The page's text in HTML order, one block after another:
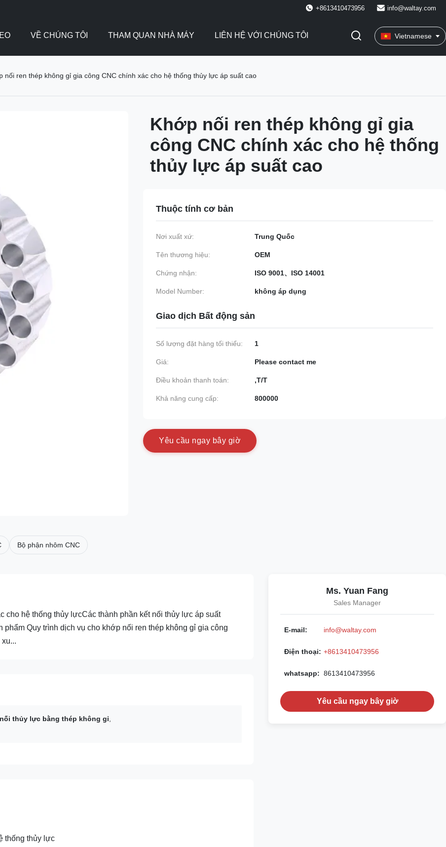
+8613410473956 info@waltay.com
VỀ CHÚNG TÔI THAM QUAN NHÀ MÁY LIÊN HỆ VỚI CHÚNG TÔI Vietnamese
nối ren thép không gỉ gia công CNC chính xác cho hệ thống thủy lực áp suất cao
Khớp nối ren thép không gỉ gia
công CNC chính xác cho hệ thống
thủy lực áp suất cao
Thuộc tính cơ bản
Nơi xuất xứ: Trung Quốc
Tên thương hiệu: OEM
Chứng nhận: ISO 9001、ISO 14001
Model Number: không áp dụng
Giao dịch Bất động sản
Số lượng đặt hàng tối thiểu: 1
Giá: Please contact me
Điều khoản thanh toán: ,T/T
Khả năng cung cấp: 800000
Yêu cầu ngay bây giờ
Bộ phận nhôm CNC
cho hệ thống thủy lựcCác thành phần kết nối thủy lực áp suất
Quy trình dịch vụ cho khớp nối ren thép không gỉ gia công
thủy lực bằng thép không gỉ
thống thủy lực
Ms. Yuan Fang
Sales Manager
E-mail: info@waltay.com
Điện thoại: +8613410473956
whatsapp: 8613410473956
Yêu cầu ngay bây giờ